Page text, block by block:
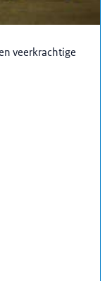
veerkrachtige